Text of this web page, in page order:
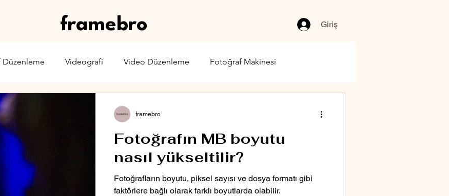
framebro Giriş
Düzenleme Videografi Video Düzenleme Fotoğraf Makinesi
Fotoğrafın MB boyutu
nasıl yükseltilir?
Fotoğrafların boyutu, piksel sayısı ve dosya formatı gibi
faktörlere bağlı olarak farklı boyutlarda olabilir.
framebro